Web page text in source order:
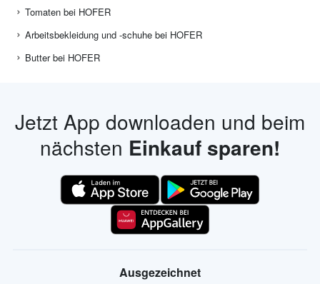
Tomaten bei HOFER
Arbeitsbekleidung und -schuhe bei HOFER
Butter bei HOFER
Jetzt App downloaden und beim
nächsten Einkauf sparen!
Ausgezeichnet